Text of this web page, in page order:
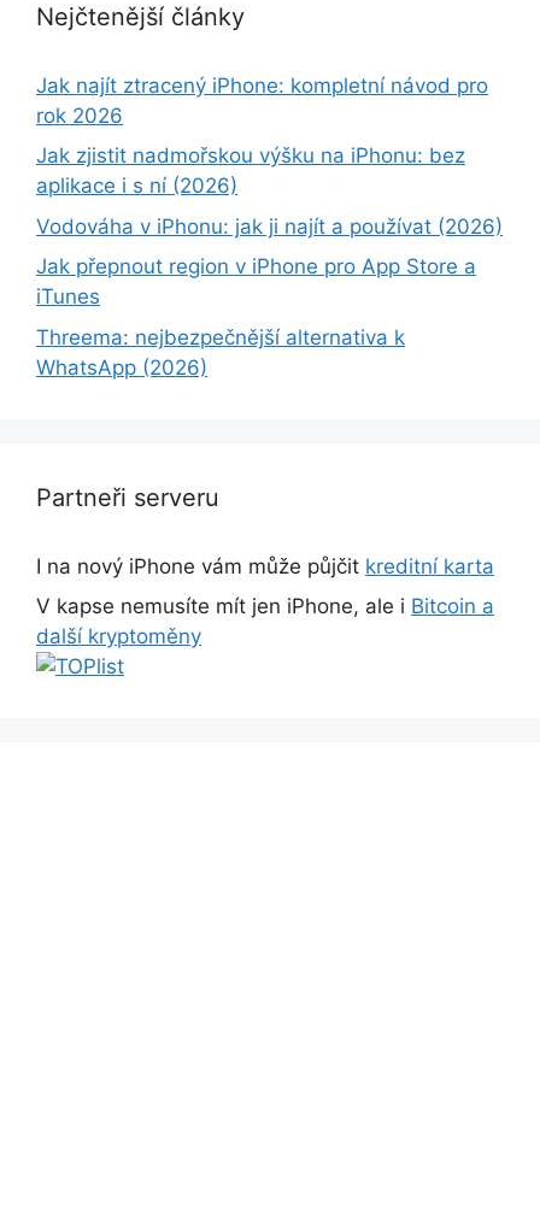
Nejčtenější články
Jak najít ztracený iPhone: kompletní návod pro
rok 2026
Jak zjistit nadmořskou výšku na iPhonu: bez
aplikace i s ní (2026)
Vodováha v iPhonu: jak ji najít a používat (2026)
Jak přepnout region v iPhone pro App Store a
iTunes
Threema: nejbezpečnější alternativa k
WhatsApp (2026)
Partneři serveru
I na nový iPhone vám může půjčit kreditní karta
V kapse nemusíte mít jen iPhone, ale i Bitcoin a
další kryptoměny